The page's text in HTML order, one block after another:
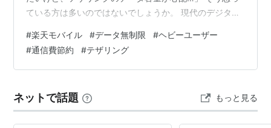
ている方は多いのではないでしょうか。 現代のデジタル
せないツールです。高画質の動画視聴、グラフィックの
美しいオンラインゲーム、SNSでのリアルタイムな情報
共有、そして仕事や学習でのテザリング利用など、デー
せん。しかし、多くのキャリアでは、データ容量に制限
があり、私たちは常に「ギガ」を気にしなが…
#楽天モバイル #データ無制限 #ヘビーユーザー
#通信費節約 #テザリング
ネットで話題 もっと見る